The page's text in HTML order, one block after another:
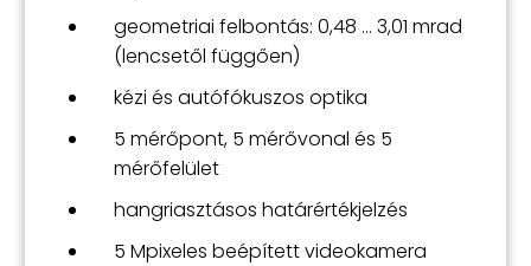
geometriai felbontás: 0,48 ... 3,01 mrad
(lencsetől függően)
kézi és autófókuszos optika
5 mérőpont, 5 mérővonal és 5
mérőfelület
hangriasztásos határértékjelzés
5 Mpixeles beépített videokamera